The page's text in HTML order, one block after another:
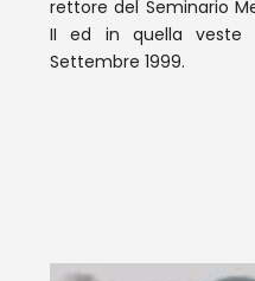
rettore del Seminario
II ed in quella veste
Settembre 1999.